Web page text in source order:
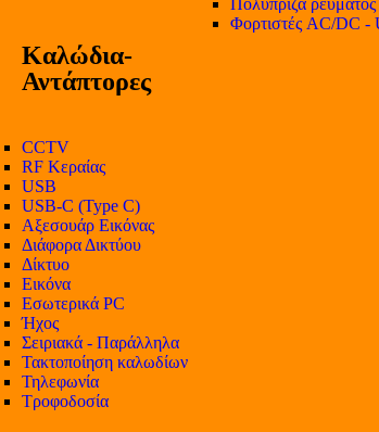
Καλώδια-
Αντάπτορες
CCTV
RF Κεραίας
USB
USB-C (Type C)
Αξεσουάρ Εικόνας
Διάφορα Δικτύου
Δίκτυο
Εικόνα
Εσωτερικά PC
Ήχος
Σειριακά - Παράλληλα
Τακτοποίηση καλωδίων
Τηλεφωνία
Τροφοδοσία
Πολύπριζα ρεύματος
Φορτιστές AC/DC -